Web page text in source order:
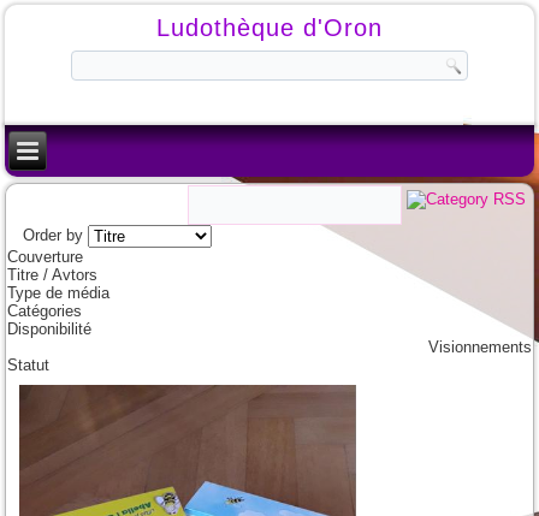
Ludothèque d'Oron
Order by
Couverture
Titre / Avtors
Type de média
Catégories
Disponibilité
Visionnements
Statut